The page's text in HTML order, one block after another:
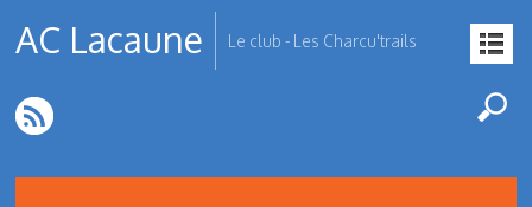
AC Lacaune Le club - Les Charcu'trails